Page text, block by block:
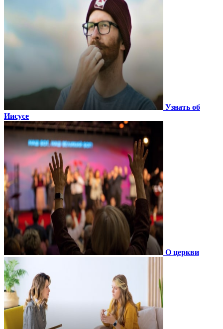
Узнать об
Иисусе
О церкви